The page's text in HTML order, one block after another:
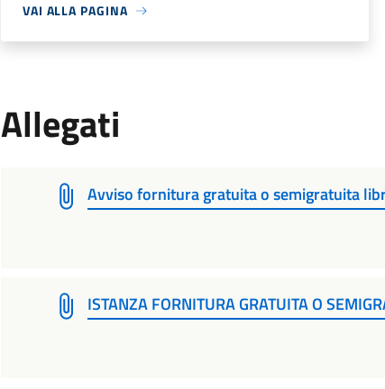
VAI ALLA PAGINA
Allegati
Avviso fornitura gratuita o semigratuita
ISTANZA FORNITURA GRATUITA O